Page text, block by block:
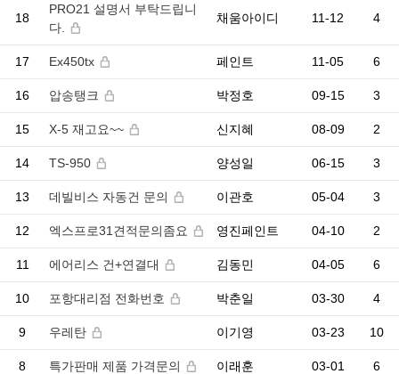
18
PRO21 설명서 부탁드립니
다.
채움아이디 11-12 4
17 Ex450tx 페인트 11-05 6
16 압송탱크 박정호 09-15 3
15 X-5 재고요~~ 신지혜 08-09 2
14 TS-950 양성일 06-15 3
13 데빌비스 자동건 문의 이관호 05-04 3
12 엑스프로31견적문의좀요 영진페인트 04-10 2
11 에어리스 건+연결대 김동민 04-05 6
10 포항대리점 전화번호 박춘일 03-30 4
9 우레탄 이기영 03-23 10
8 특가판매 제품 가격문의 이래훈 03-01 6